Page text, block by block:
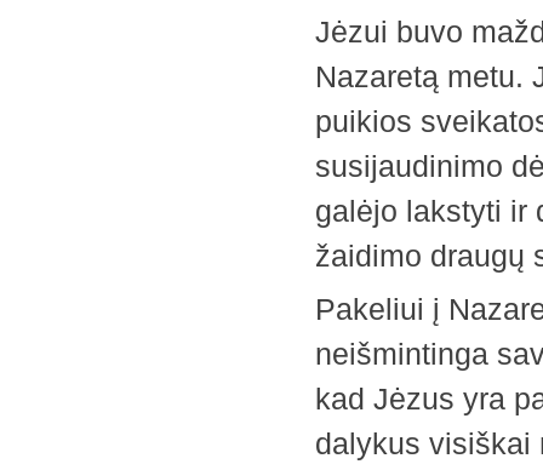
Jėzui buvo
Nazaretą metu.
puikios
susijaudinimo
galėjo lakstyti ir
žaidimo draugų
Pakeliui į
neišmintinga
kad Jėzus yra
dalykus visiškai